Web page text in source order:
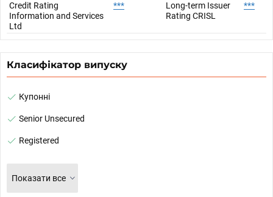
Credit Rating
Information and Services
Ltd
***
Long-term Issuer
Rating CRISL
***
Класифікатор випуску
Купонні
Senior Unsecured
Registered
Показати все